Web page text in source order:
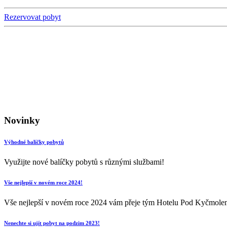
Rezervovat pobyt
Novinky
Výhodné balíčky pobytů
Využijte nové balíčky pobytů s různými službami!
Vše nejlepší v novém roce 2024!
Vše nejlepší v novém roce 2024 vám přeje tým Hotelu Pod
Nenechte si ujít pobyt na podzim 2023!